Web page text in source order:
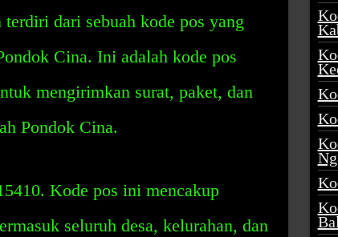
dari sebuah kode pos yang
Cina. Ini adalah kode pos
mengirimkan surat, paket, dan
Pondok Cina.
Kode pos ini mencakup
seluruh desa, kelurahan, dan